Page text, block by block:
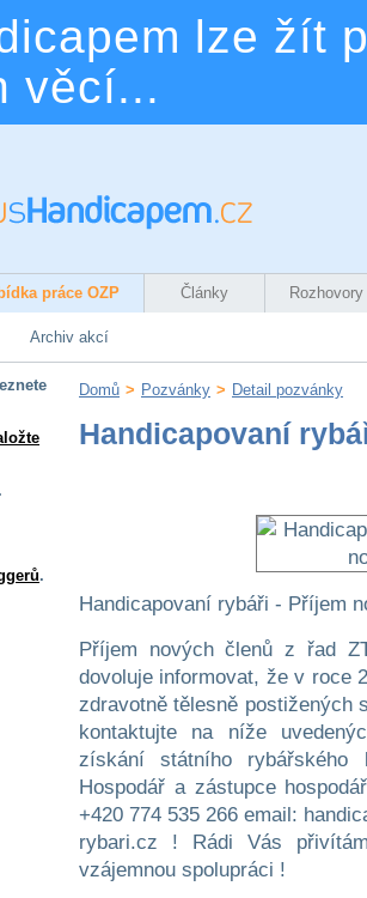
lze žít
věcí...
práce OZP Články Rozhovory
Archiv akcí
.
.
Domů > Pozvánky > Detail pozvánky
Handicapovaní
Handicapovaní rybáři - Příjem
Příjem nových členů z řad
dovoluje informovat, že v roce
zdravotně tělesně postižených
kontaktujte na níže
získání státního
Hospodář a zástupce
+420 774 535 266 email:
rybari.cz ! Rádi Vás
vzájemnou spolupráci !